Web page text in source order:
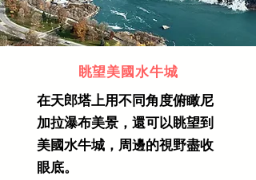
眺望美國水⽜城
在天郎塔上⽤不同⾓度俯瞰尼
加拉瀑布美景，還可以眺望到
美國⽔⽜城，周邊的視野盡收
眼底。